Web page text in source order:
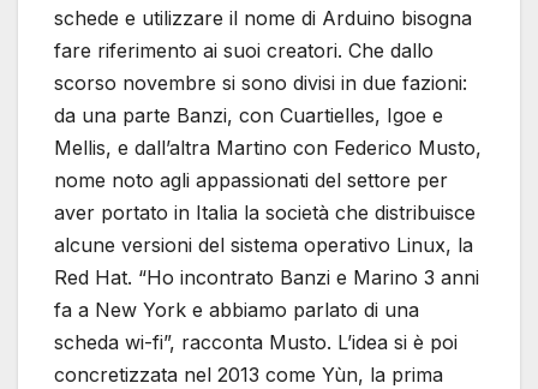
schede e utilizzare il nome di Arduino bisogna
fare riferimento ai suoi creatori. Che dallo
scorso novembre si sono divisi in due fazioni:
da una parte Banzi, con Cuartielles, Igoe e
Mellis, e dall’altra Martino con Federico Musto,
nome noto agli appassionati del settore per
aver portato in Italia la società che distribuisce
alcune versioni del sistema operativo Linux, la
Red Hat. “Ho incontrato Banzi e Marino 3 anni
fa a New York e abbiamo parlato di una
scheda wi-fi”, racconta Musto. L’idea si è poi
concretizzata nel 2013 come Yùn, la prima